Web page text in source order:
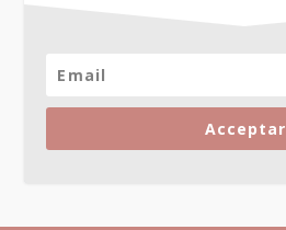
Acceptar